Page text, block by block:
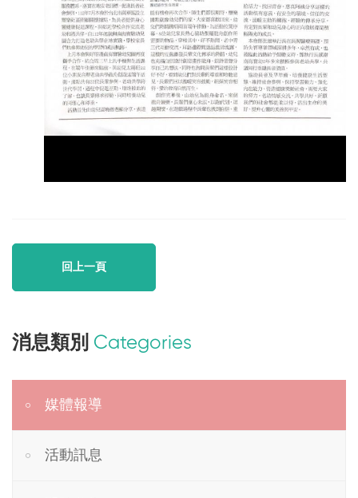
回上一頁
消息類別 Categories
媒體報導
活動訊息